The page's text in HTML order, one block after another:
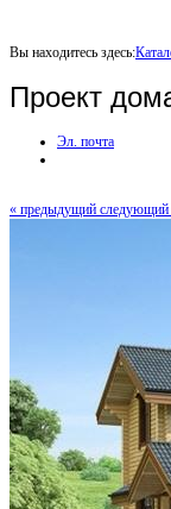
Вы находитесь здесь:
Проект
Эл. почта
« предыдущий следующий